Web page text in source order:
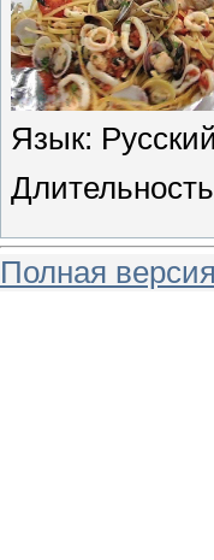
Язык: Русский
Полная